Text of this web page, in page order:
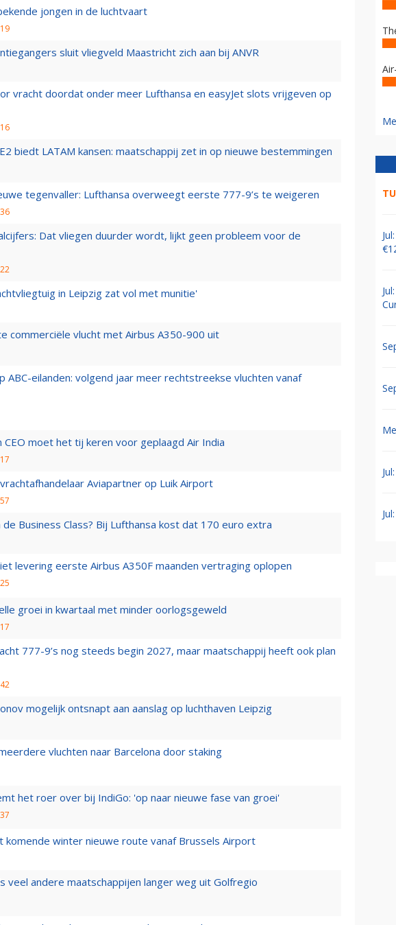
jongen in de luchtvaart
sluit vliegveld Maastricht zich aan bij ANVR
vracht doordat onder meer Lufthansa en easyJet slots vrijgeven op
biedt LATAM kansen: maatschappij zet in op nieuwe bestemmingen
tegenvaller: Lufthansa overweegt eerste 777-9’s te weigeren
Dat vliegen duurder wordt, lijkt geen probleem voor de
in Leipzig zat vol met munitie'
commerciële vlucht met Airbus A350-900 uit
ABC-eilanden: volgend jaar meer rechtstreekse vluchten vanaf
CEO moet het tij keren voor geplaagd Air India
vrachtafhandelaar Aviapartner op Luik Airport
Business Class? Bij Lufthansa kost dat 170 euro extra
levering eerste Airbus A350F maanden vertraging oplopen
groei in kwartaal met minder oorlogsgeweld
777-9’s nog steeds begin 2027, maar maatschappij heeft ook plan
mogelijk ontsnapt aan aanslag op luchthaven Leipzig
vluchten naar Barcelona door staking
het roer over bij IndiGo: 'op naar nieuwe fase van groei'
komende winter nieuwe route vanaf Brussels Airport
veel andere maatschappijen langer weg uit Golfregio